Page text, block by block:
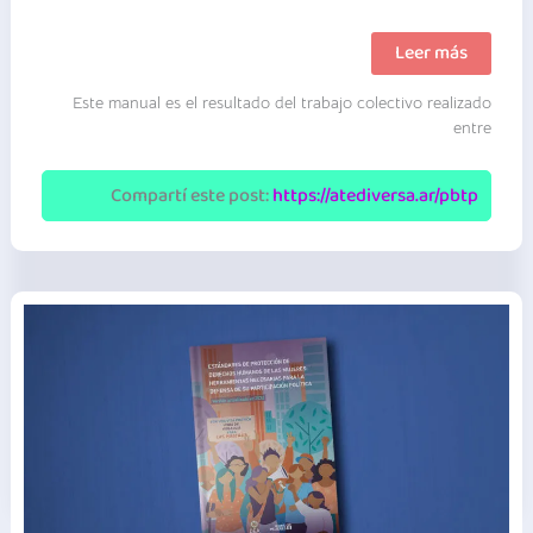
Prevención
de
violencia
empresas
|
OAVL
|
Leer más
Este manual es el resultado del trabajo colectivo realizado
entre
Compartí este post:https://atediversa.ar/pbtp